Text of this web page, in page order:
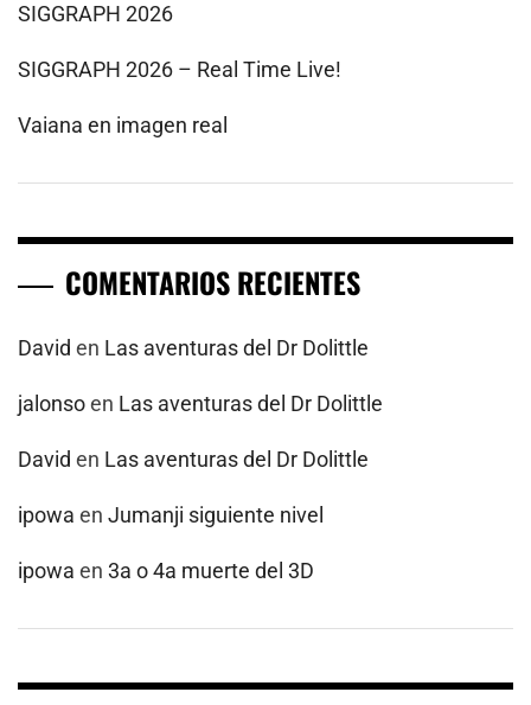
SIGGRAPH 2026
SIGGRAPH 2026 – Real Time Live!
Vaiana en imagen real
COMENTARIOS RECIENTES
David en Las aventuras del Dr Dolittle
jalonsoen Las aventuras del Dr Dolittle
David en Las aventuras del Dr Dolittle
ipowa en Jumanji siguiente nivel
ipowa en 3a o 4a muerte del 3D